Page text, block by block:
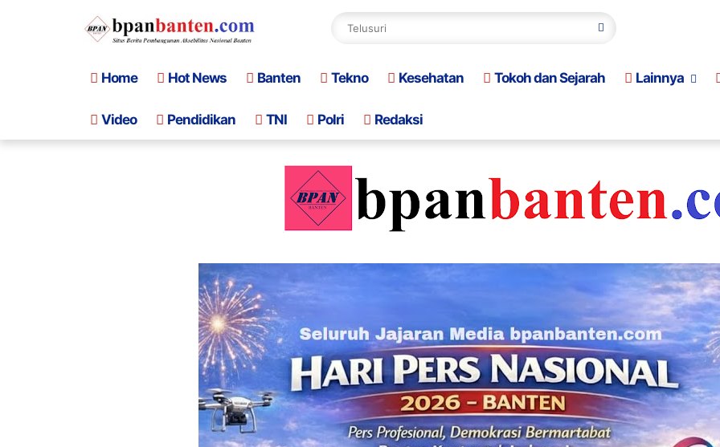
Home Hot News Banten Tekno Kesehatan Tokoh dan Sejarah Lainnya
Video Pendidikan TNI Polri Redaksi